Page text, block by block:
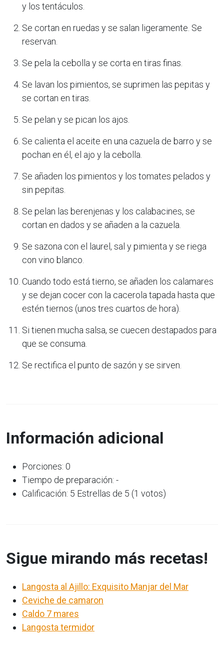
y los tentáculos.
Se cortan en ruedas y se salan ligeramente. Se
reservan.
Se pela la cebolla y se corta en tiras finas.
Se lavan los pimientos, se suprimen las pepitas y
se cortan en tiras.
Se pelan y se pican los ajos.
Se calienta el aceite en una cazuela de barro y se
pochan en él, el ajo y la cebolla.
Se añaden los pimientos y los tomates pelados y
sin pepitas.
Se pelan las berenjenas y los calabacines, se
cortan en dados y se añaden a la cazuela.
Se sazona con el laurel, sal y pimienta y se riega
con vino blanco.
Cuando todo está tierno, se añaden los calamares
y se dejan cocer con la cacerola tapada hasta que
estén tiernos (unos tres cuartos de hora).
Si tienen mucha salsa, se cuecen destapados para
que se consuma.
Se rectifica el punto de sazón y se sirven.
Información adicional
Porciones: 0
Tiempo de preparación: -
Calificación: 5 Estrellas de 5 (1 votos)
Sigue mirando más recetas!
Langosta al Ajillo: Exquisito Manjar del Mar
Ceviche de camaron
Caldo 7 mares
Langosta termidor